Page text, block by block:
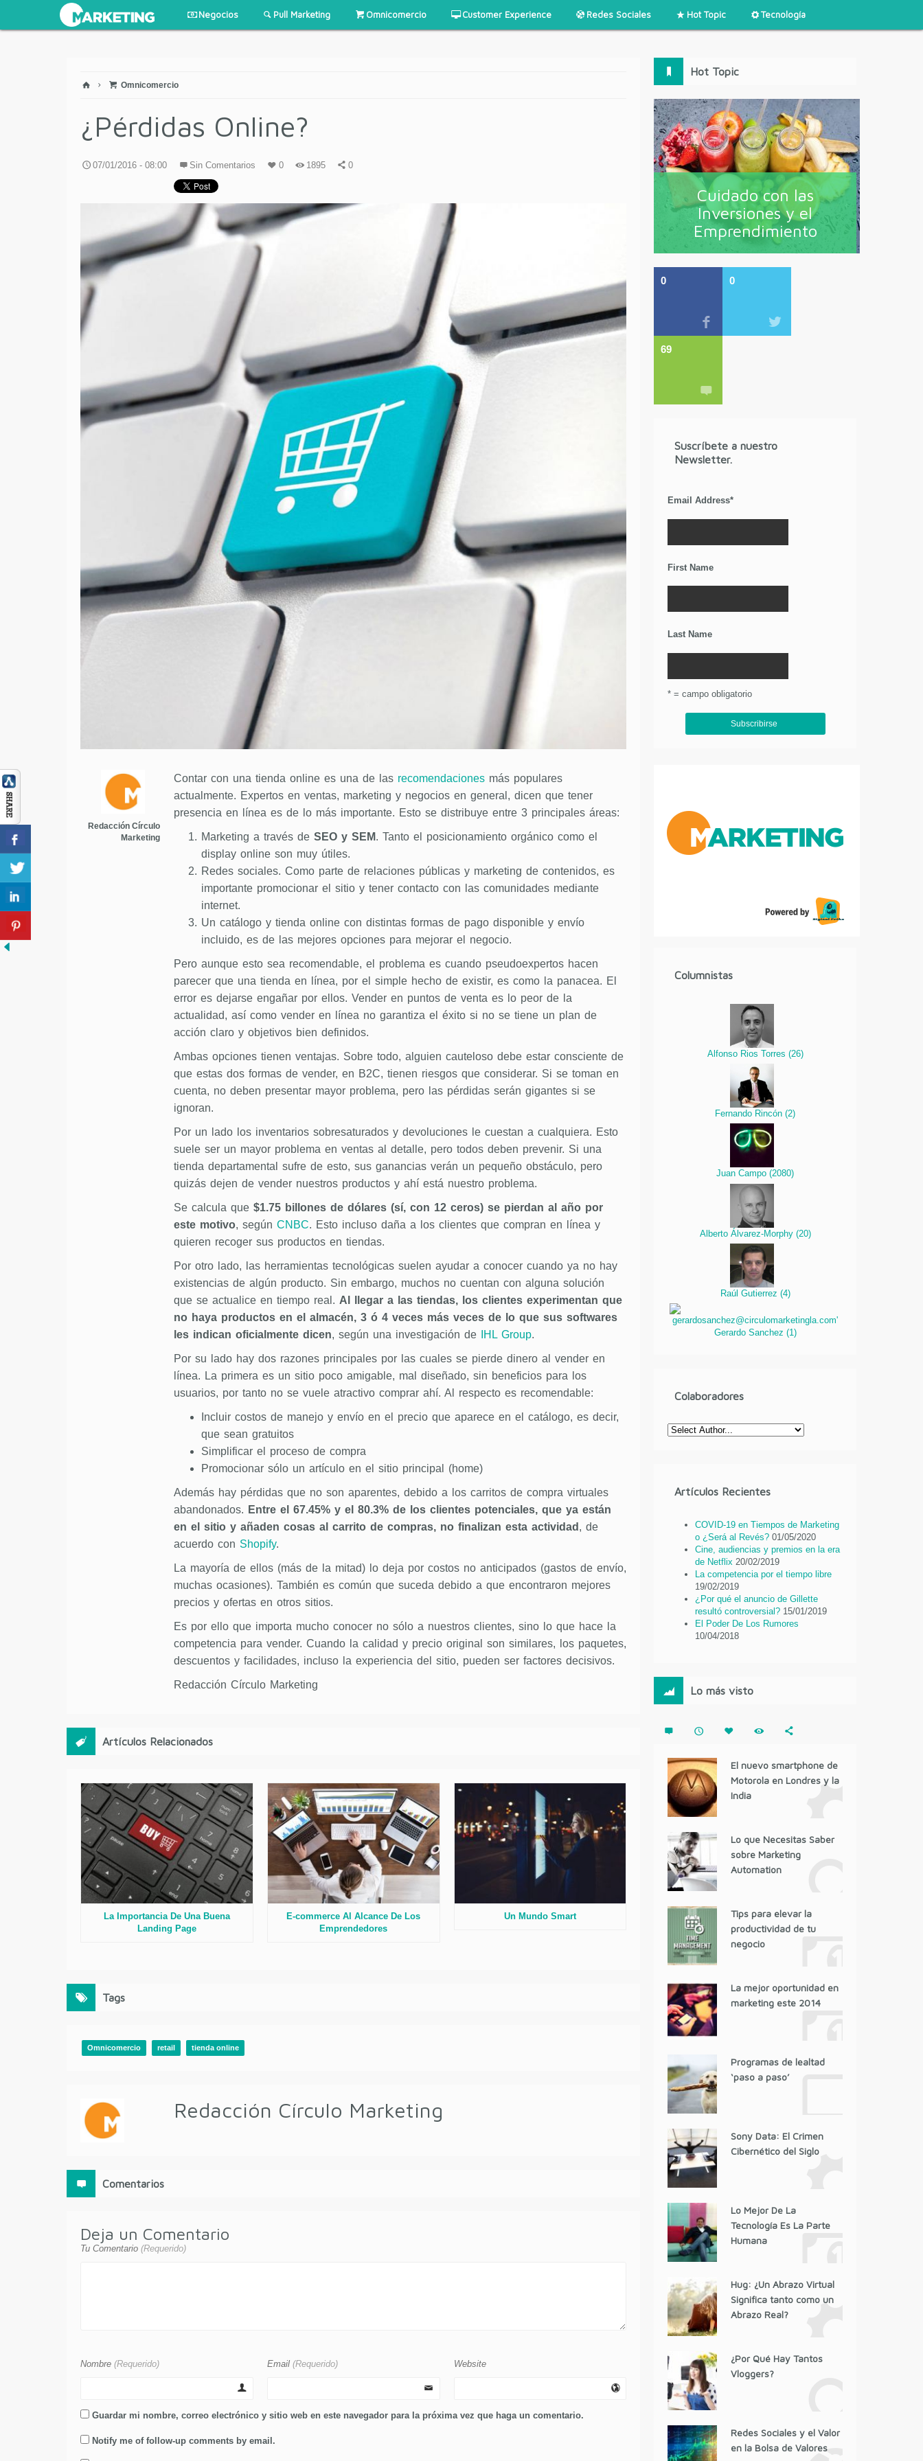
Negocios Pull Marketing Omnicomercio Customer Experience Redes Sociales Hot Topic Tecnología
Omnicomercio
¿Pérdidas Online?
07/01/2016 - 08:00 Sin Comentarios 0 1895 0
Redacción Círculo
Marketing
Contar con una tienda online es una de las recomendacionesmás populares
actualmente. Expertos en ventas, marketing y negocios en general, dicen que tener
presencia en línea es de lo más importante. Esto se distribuye entre 3 principales áreas:
Marketing a través de SEO y SEM. Tanto el posicionamiento orgánico como el
display online son muy útiles.
Redes sociales. Como parte de relaciones públicas y marketing de contenidos, es
importante promocionar el sitio y tener contacto con las comunidades mediante
internet.
Un catálogo y tienda online con distintas formas de pago disponible y envío
incluido, es de las mejores opciones para mejorar el negocio.
Pero aunque esto sea recomendable, el problema es cuando pseudoexpertos hacen
parecer que una tienda en línea, por el simple hecho de existir, es como la panacea. El
error es dejarse engañar por ellos. Vender en puntos de venta es lo peor de la
actualidad, así como vender en línea no garantiza el éxito si no se tiene un plan de
acción claro y objetivos bien definidos.
Ambas opciones tienen ventajas. Sobre todo, alguien cauteloso debe estar consciente de
que estas dos formas de vender, en B2C, tienen riesgos que considerar. Si se toman en
cuenta, no deben presentar mayor problema, pero las pérdidas serán gigantes si se
ignoran.
Por un lado los inventarios sobresaturados y devoluciones le cuestan a cualquiera. Esto
suele ser un mayor problema en ventas al detalle, pero todos deben prevenir. Si una
tienda departamental sufre de esto, sus ganancias verán un pequeño obstáculo, pero
quizás dejen de vender nuestros productos y ahí está nuestro problema.
Se calcula que $1.75 billones de dólares (sí, con 12 ceros) se pierdan al año por
este motivo, según CNBC. Esto incluso daña a los clientes que compran en línea y
quieren recoger sus productos en tiendas.
Por otro lado, las herramientas tecnológicas suelen ayudar a conocer cuando ya no hay
existencias de algún producto. Sin embargo, muchos no cuentan con alguna solución
que se actualice en tiempo real. Al llegar a las tiendas, los clientes experimentan que
no haya productos en el almacén, 3 ó 4 veces más veces de lo que sus softwares
les indican oficialmente dicen, según una investigación de IHL Group.
Por su lado hay dos razones principales por las cuales se pierde dinero al vender en
línea. La primera es un sitio poco amigable, mal diseñado, sin beneficios para los
usuarios, por tanto no se vuele atractivo comprar ahí. Al respecto es recomendable:
Incluir costos de manejo y envío en el precio que aparece en el catálogo, es decir,
que sean gratuitos
Simplificar el proceso de compra
Promocionar sólo un artículo en el sitio principal (home)
Además hay pérdidas que no son aparentes, debido a los carritos de compra virtuales
abandonados. Entre el 67.45% y el 80.3% de los clientes potenciales, que ya están
en el sitio y añaden cosas al carrito de compras, no finalizan esta actividad , de
acuerdo con Shopify.
La mayoría de ellos (más de la mitad) lo deja por costos no anticipados (gastos de envío,
muchas ocasiones). También es común que suceda debido a que encontraron mejores
precios y ofertas en otros sitios.
Es por ello que importa mucho conocer no sólo a nuestros clientes, sino lo que hace la
competencia para vender. Cuando la calidad y precio original son similares, los paquetes,
descuentos y facilidades, incluso la experiencia del sitio, pueden ser factores decisivos.
Redacción Círculo Marketing
Artículos Relacionados
La Importancia De Una Buena
Landing Page
E-commerce Al Alcance De Los
Emprendedores
Un Mundo Smart
Tags
Omnicomercio retail tienda online
Redacción Círculo Marketing
Comentarios
Deja un Comentario
Tu Comentario (Requerido)
Nombre (Requerido) Email (Requerido) Website
Guardar mi nombre, correo electrónico y sitio web en este navegador para la próxima vez que haga un comentario.
Notify me of follow-up comments by email.
Hot Topic
Cuidado con las
Inversiones y el
Emprendimiento
0 0
69
Suscríbete a nuestro
Newsletter.
Email Address*
First Name
Last Name
* = campo obligatorio
Columnistas
Alfonso Rios Torres (26)
Fernando Rincón(2)
Juan Campo(2080)
Alberto Álvarez-Morphy (20)
Raúl Gutierrez (4)
Gerardo Sanchez (1)
Colaboradores
Artículos Recientes
COVID-19 en Tiempos de Marketing
o ¿Será al Revés? 01/05/2020
Cine, audiencias y premios en la era
de Netflix 20/02/2019
La competencia por el tiempo libre
19/02/2019
¿Por qué el anuncio de Gillette
resultó controversial? 15/01/2019
El Poder De Los Rumores
10/04/2018
Lo más visto
El nuevo smartphone de
Motorola en Londres y la
India
Lo que Necesitas Saber
sobre Marketing
Automation
Tips para elevar la
productividad de tu
negocio
La mejor oportunidad en
marketing este 2014
Programas de lealtad
‘paso a paso’
Sony Data: El Crimen
Cibernético del Siglo
Lo Mejor De La
Tecnología Es La Parte
Humana
Hug: ¿Un Abrazo Virtual
Significa tanto como un
Abrazo Real?
¿Por Qué Hay Tantos
Vloggers?
Redes Sociales y el Valor
en la Bolsa de Valores